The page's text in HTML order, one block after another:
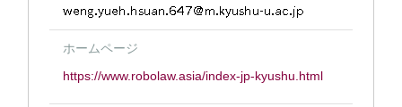
ホームページ
https://www.robolaw.asia/index-jp-kyushu.html